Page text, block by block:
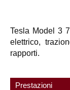
Tesla Model 3
elettrico,
rapporti.
Prestazioni